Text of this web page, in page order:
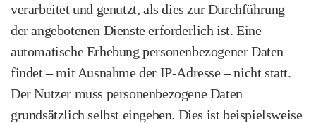
verarbeitet und genutzt, als dies zur Durchführung
der angebotenen Dienste erforderlich ist. Eine
automatische Erhebung personenbezogener Daten
findet – mit Ausnahme der IP‑Adresse – nicht statt.
Der Nutzer muss personenbezogene Daten
grundsätzlich selbst eingeben. Dies ist beispielsweise